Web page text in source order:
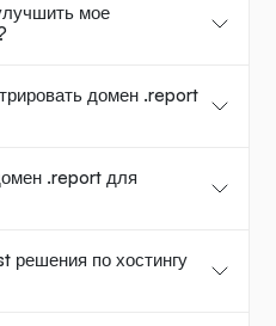
мое
домен .report
.report для
решения по хостингу